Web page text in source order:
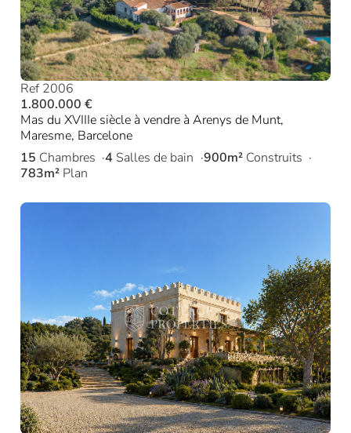
Ref 2006
1.800.000 €
Mas du XVIIIe siècle à vendre à Arenys de Munt,
Maresme, Barcelone
15 Chambres 4 Salles de bain 900m² Construits
783m² Plan